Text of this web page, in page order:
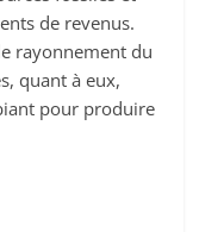
de revenus.
rayonnement du
quant à eux,
pour produire